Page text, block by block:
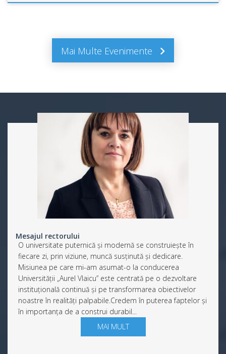
Mai Multe Evenimente
Mesajul rectorului
O universitate puternică și modernă se construiește în
fiecare zi, prin viziune, muncă susținută și dedicare.
Misiunea pe care mi-am asumat-o la conducerea
Universității „Aurel Vlaicu” este centrată pe o dezvoltare
instituțională continuă și pe transformarea obiectivelor
noastre în realități palpabile. ​Credem în puterea faptelor și
în importanța de a construi durabil...
MAI MULT